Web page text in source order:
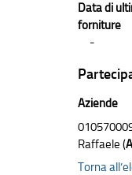
Data di
forniture
-
Aziende
Raffaele (
Torna